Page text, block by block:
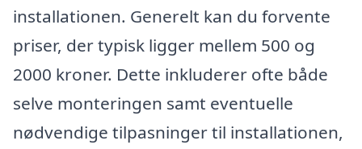
installationen. Generelt kan du forvente
priser, der typisk ligger mellem 500 og
2000 kroner. Dette inkluderer ofte både
selve monteringen samt eventuelle
nødvendige tilpasninger til installationen,